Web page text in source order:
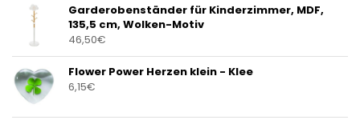
Garderobenständer für Kinderzimmer, MDF,
135,5 cm, Wolken-Motiv
46,50€
Flower Power Herzen klein - Klee
6,15€